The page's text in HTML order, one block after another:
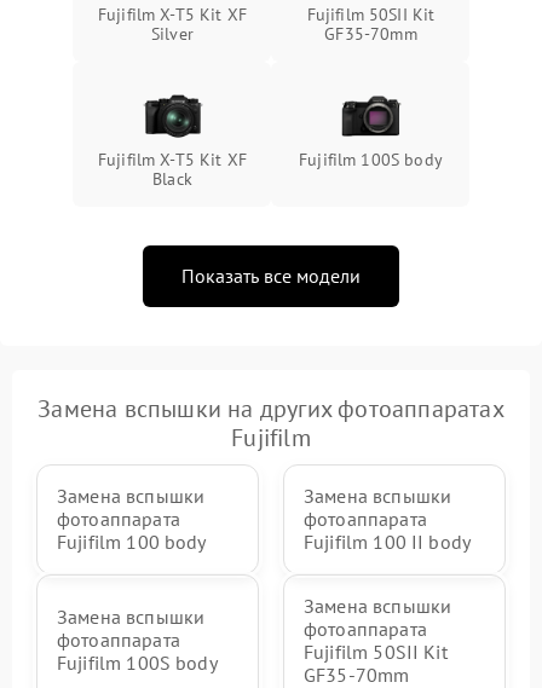
Fujifilm X-T5 Kit XF
Silver
Fujifilm 50SII Kit
GF35-70mm
Fujifilm X-T5 Kit XF
Black
Fujifilm 100S body
Показать все модели
Замена вспышки на других фотоаппаратах
Fujifilm
Замена вспышки
фотоаппарата
Fujifilm 100 body
Замена вспышки
фотоаппарата
Fujifilm 100 II body
Замена вспышки
фотоаппарата
Fujifilm 100S body
Замена вспышки
фотоаппарата
Fujifilm 50SII Kit
GF35-70mm